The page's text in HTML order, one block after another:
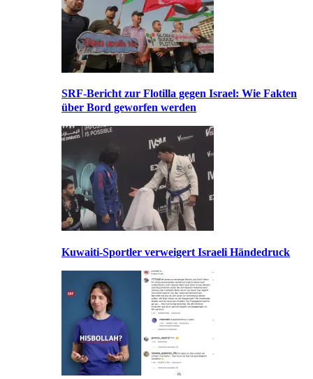
SRF-Bericht zur Flotilla gegen Israel: Wie Fakten
über Bord geworfen werden
Kuwaiti-Sportler verweigert Israeli Händedruck